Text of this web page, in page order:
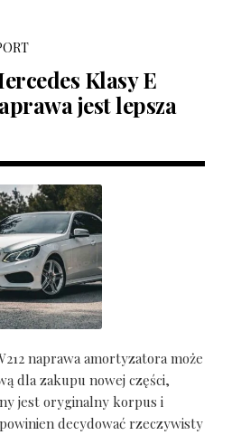
Klasy E
jest lepsza
naprawa amortyzatora może
dla zakupu nowej części,
jest oryginalny korpus i
decydować rzeczywisty